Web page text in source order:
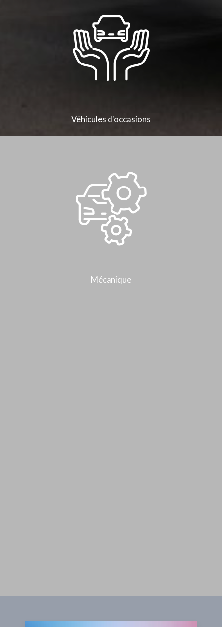
Véhicules d'occasions
Mécanique